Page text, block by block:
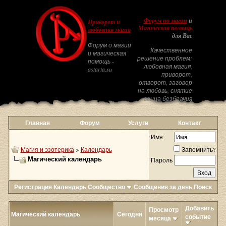
Приворот и
любовная магия
Форум о магии
и магическая
помощь -
astarta.su
Форум по магиии
Магическая помощь
для Вас
Качественное
решение проблем:
любовная магия,
приворот,
отворот, заговор
на любовь, снятие
венца безбрачия
Главная Форум Услуги Контакт
Магия и эзотерика > Календарь
Магический календарь
Имя
Запомнить?
Пароль
Регистрация КалендарьСообщество Сообщения за день Поиск
Магический календарь Сегодня
Просмотр
месяца
Добавить
событие